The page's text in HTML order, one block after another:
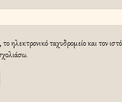
ηλεκτρονικό ταχυδρομείο και τον